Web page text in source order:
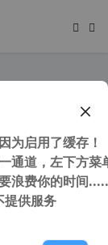
Unlocker v1.
为启用了缓存！
通道，左下方菜
浪费你的时间
提供服务